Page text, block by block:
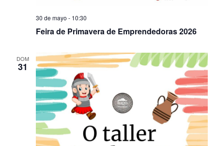
Feira de Primavera de Emprendedoras 2026
30 de mayo - 10:30
DOM
31